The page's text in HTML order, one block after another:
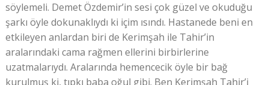
söylemeli. Demet Özdemir’in sesi çok güzel ve okuduğu
şarkı öyle dokunaklıydı ki içim ısındı. Hastanede beni en
etkileyen anlardan biri de Kerimşah ile Tahir’in
aralarındaki cama rağmen ellerini birbirlerine
uzatmalarıydı. Aralarında hemencecik öyle bir bağ
kurulmuş ki, tıpkı baba oğul gibi. Ben Kerimşah Tahir’i